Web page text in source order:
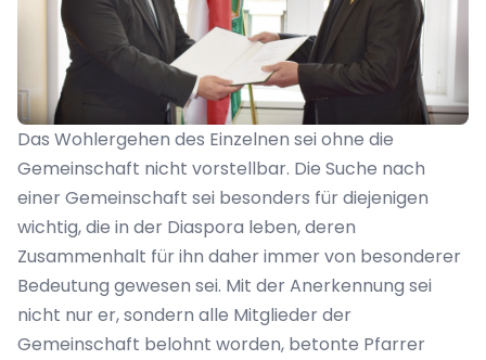
Das Wohlergehen des Einzelnen sei ohne die
Gemeinschaft nicht vorstellbar. Die Suche nach
einer Gemeinschaft sei besonders für diejenigen
wichtig, die in der Diaspora leben, deren
Zusammenhalt für ihn daher immer von besonderer
Bedeutung gewesen sei. Mit der Anerkennung sei
nicht nur er, sondern alle Mitglieder der
Gemeinschaft belohnt worden, betonte Pfarrer